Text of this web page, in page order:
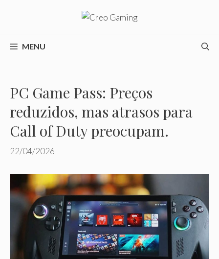
o
conteúdoMENU
PC Game Pass: Preços
reduzidos, mas atrasos para
Call of Duty preocupam.
22/04/2026